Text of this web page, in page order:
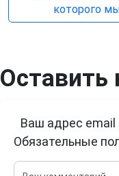
которого
Оставить
Ваш адрес email
Обязательные